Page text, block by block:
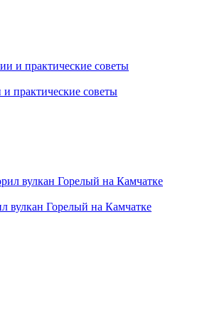
и практические советы
вулкан Горелый на Камчатке